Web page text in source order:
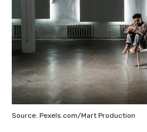
Source: Pexels.com/Mart Production